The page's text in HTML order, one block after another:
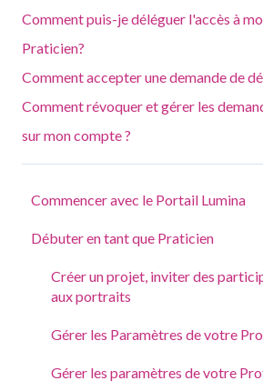
Comment puis-je déléguer l'accès à
Praticien?
Comment accepter une demande de
Comment révoquer et gérer les
sur mon compte ?
Commencer avec le Portail Lumina
Répondre à un questionnaire ou
Se connecter à votre compte
Débuter en tant que Praticien
Créer un projet, inviter des
aux portraits
Gérer les Paramètres de votre
Gérer les paramètres de votre